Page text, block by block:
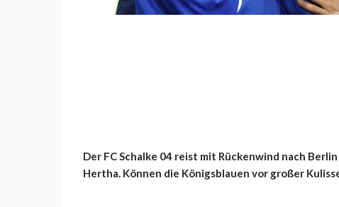
Der FC Schalke 04 reist mit Rückenwind nach
Hertha. Können die Königsblauen vor großer